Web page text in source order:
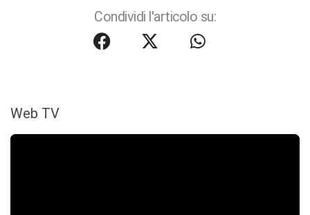
Condividi l'articolo su:
Web TV